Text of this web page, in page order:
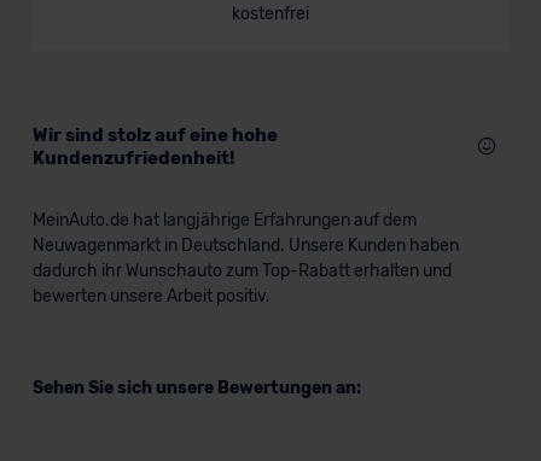
kostenfrei
Wir sind stolz auf eine hohe
Kundenzufriedenheit!
MeinAuto.de hat langjährige Erfahrungen auf dem
Neuwagenmarkt in Deutschland. Unsere Kunden haben
dadurch ihr Wunschauto zum Top-Rabatt erhalten und
bewerten unsere Arbeit positiv.
Sehen Sie sich unsere Bewertungen an: